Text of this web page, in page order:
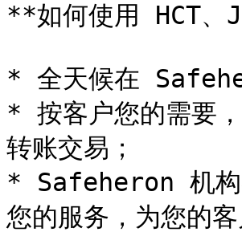
**如何使用 HCT、
* 全天候在
* 按客户您的需要
转账交易；
* Safeheron 机构
您的服务，为您的